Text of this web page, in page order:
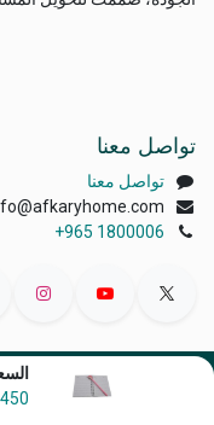
تواصل معنا
تواصل معنا
+965 1800006